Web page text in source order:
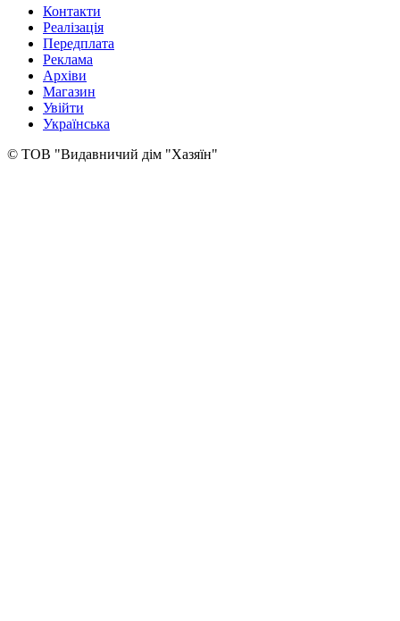
Контакти
Реалізація
Передплата
Реклама
Архіви
Магазин
Увійти
Українська
© ТОВ "Видавничий дім "Хазяїн"